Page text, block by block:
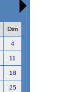
Dim
4
11
18
25